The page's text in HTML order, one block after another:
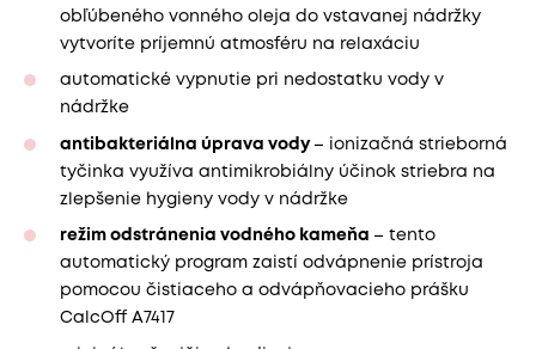
obľúbeného vonného oleja do vstavanej nádržky
vytvoríte príjemnú atmosféru na relaxáciu
automatické vypnutie pri nedostatku vody v
nádržke
antibakteriálna úprava vody – ionizačná strieborná
tyčinka využíva antimikrobiálny účinok striebra na
zlepšenie hygieny vody v nádržke
režim odstránenia vodného kameňa – tento
automatický program zaistí odvápnenie prístroja
pomocou čistiaceho a odvápňovacieho prášku
CalcOff A7417